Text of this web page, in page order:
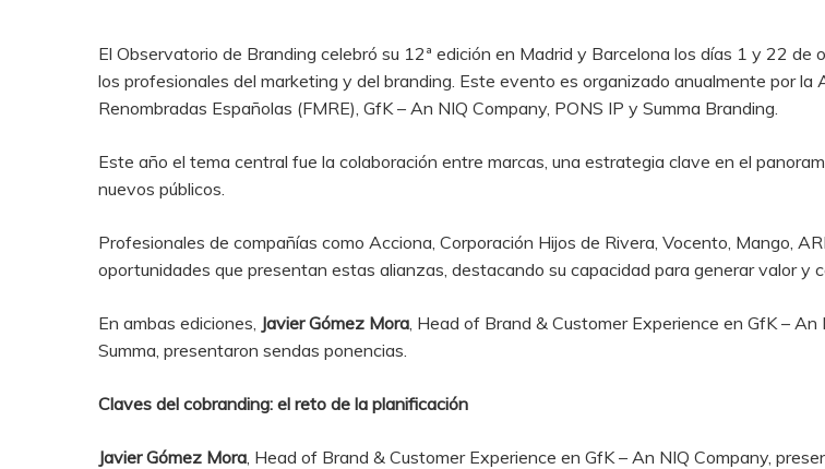
El Observatorio de Branding celebró su 12ª edición en Madrid y Barcelona los días 1 y 22
los profesionales del marketing y del branding. Este evento es organizado anualmente por
Renombradas Españolas (FMRE), GfK – An NIQ Company, PONS IP y Summa Branding.
Este año el tema central fue la colaboración entre marcas, una estrategia clave en el
nuevos públicos.
Profesionales de compañías como Acciona, Corporación Hijos de Rivera, Vocento, Mango,
oportunidades que presentan estas alianzas, destacando su capacidad para generar valor y
En ambas ediciones, Javier Gómez Mora, Head of Brand & Customer Experience en GfK – An
Summa, presentaron sendas ponencias.
Claves del cobranding: el reto de la planificación
Javier Gómez Mora, Head of Brand & Customer Experience en GfK – An NIQ Company,